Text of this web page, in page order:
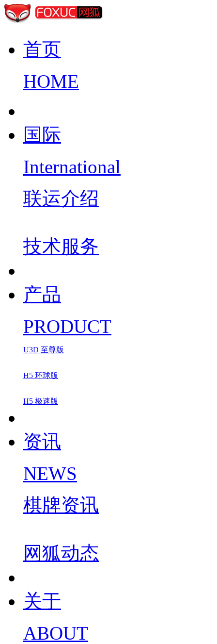
首页
HOME
国际
International
联运介绍
技术服务
产品
PRODUCT
U3D 至尊版
H5 环球版
H5 极速版
资讯
NEWS
棋牌资讯
网狐动态
关于
ABOUT